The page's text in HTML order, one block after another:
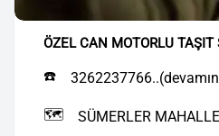
ÖZEL CAN MOTORLU TAŞIT
☎️
🗺️ SÜMERLER